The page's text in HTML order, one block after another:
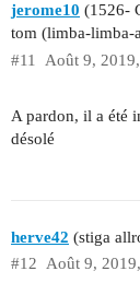
jerome10 (1526-
tom (limba-limba-
Août 9,
#11
A pardon, il a été
désolé
herve42 (stiga
Août 9,
#12